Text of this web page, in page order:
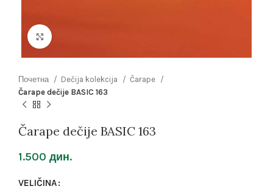
Почетна Dečija kolekcija
Čarape
Čarape dečije BASIC 163
Čarape dečije BASIC 163
1.500 дин.
VELIČINA